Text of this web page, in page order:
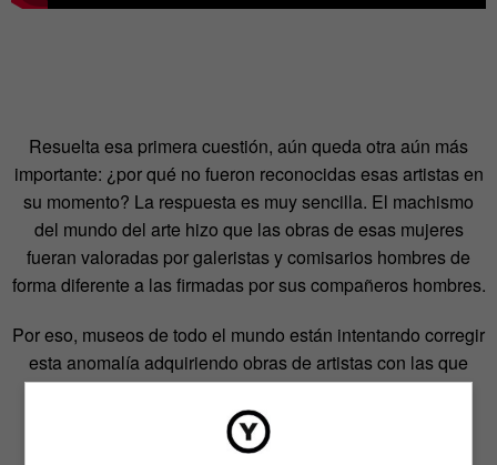
Resuelta esa primera cuestión, aún queda otra aún más
importante: ¿por qué no fueron reconocidas esas artistas en
su momento? La respuesta es muy sencilla. El machismo
del mundo del arte hizo que las obras de esas mujeres
fueran valoradas por galeristas y comisarios hombres de
forma diferente a las firmadas por sus compañeros hombres.
Por eso, museos de todo el mundo están intentando corregir
esta anomalía adquiriendo obras de artistas con las que
tapar los huecos existentes en sus colecciones.